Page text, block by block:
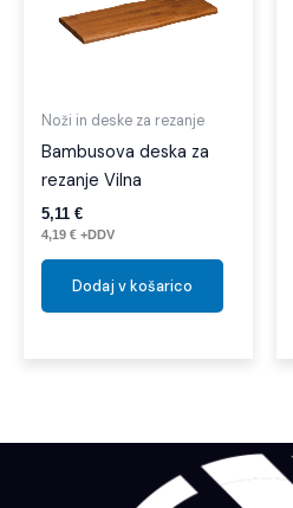
Noži in deske za rezanje
Bambusova deska za
rezanje Vilna
5,11 €
4,19 € +DDV
Dodaj v košarico